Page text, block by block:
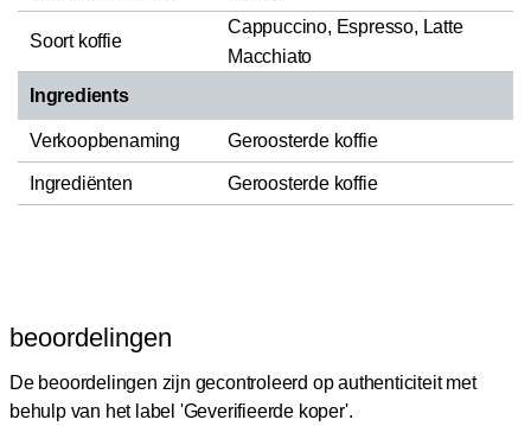
Soort koffie
Cappuccino, Espresso, Latte
Macchiato
Ingredients
Verkoopbenaming Geroosterde koffie
Ingrediënten Geroosterde koffie
beoordelingen
De beoordelingen zijn gecontroleerd op authenticiteit met
behulp van het label 'Geverifieerde koper'.